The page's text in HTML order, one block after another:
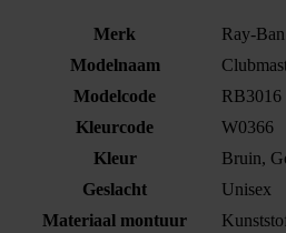
Merk
Ray-Ban
Modelnaam
Modelcode
RB3016
Kleurcode
W0366
Kleur
Bruin,
Geslacht
Unisex
Materiaal montuur